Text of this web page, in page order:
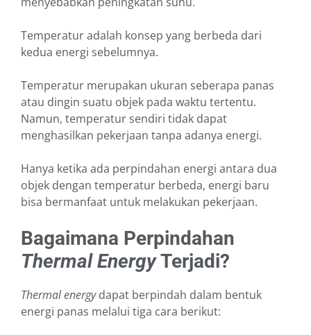
Temperatur adalah konsep yang berbeda dari
kedua energi sebelumnya.
Temperatur merupakan ukuran seberapa panas
atau dingin suatu objek pada waktu tertentu.
Namun, temperatur sendiri tidak dapat
menghasilkan pekerjaan tanpa adanya energi.
Hanya ketika ada perpindahan energi antara dua
objek dengan temperatur berbeda, energi baru
bisa bermanfaat untuk melakukan pekerjaan.
Bagaimana Perpindahan
Thermal EnergyTerjadi?
Thermal energydapat berpindah dalam bentuk
energi panas melalui tiga cara berikut: